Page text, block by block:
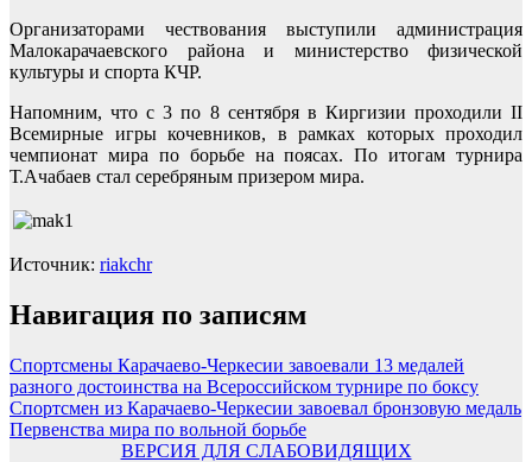
Организаторами чествования выступили администрация
Малокарачаевского района и министерство физической
культуры и спорта КЧР.
Напомним, что с 3 по 8 сентября в Киргизии проходили II
Всемирные игры кочевников, в рамках которых проходил
чемпионат мира по борьбе на поясах. По итогам турнира
Т.Ачабаев стал серебряным призером мира.
Источник: riakchr
Навигация по записям
Спортсмены Карачаево-Черкесии завоевали 13 медалей
разного достоинства на Всероссийском турнире по боксу
Спортсмен из Карачаево-Черкесии завоевал бронзовую медаль
Первенства мира по вольной борьбе
ВЕРСИЯ ДЛЯ СЛАБОВИДЯЩИХ